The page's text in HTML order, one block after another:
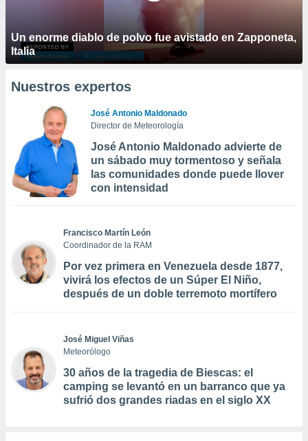
Un enorme diablo de polvo fue avistado en Zapponeta,
Italia
Nuestros expertos
José Antonio Maldonado
Director de Meteorología
José Antonio Maldonado advierte de
un sábado muy tormentoso y señala
las comunidades donde puede llover
con intensidad
Francisco Martín León
Coordinador de la RAM
Por vez primera en Venezuela desde 1877,
vivirá los efectos de un Súper El Niño,
después de un doble terremoto mortífero
José Miguel Viñas
Meteorólogo
30 años de la tragedia de Biescas: el
camping se levantó en un barranco que ya
sufrió dos grandes riadas en el siglo XX